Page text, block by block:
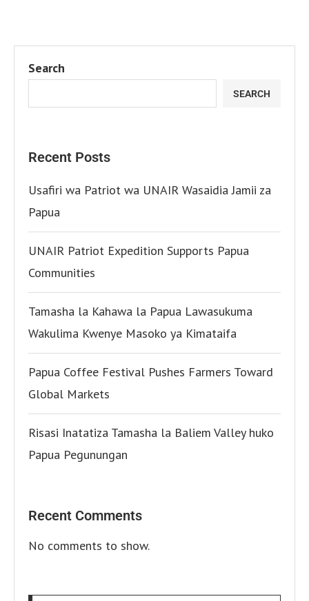
Search
SEARCH
Recent Posts
Usafiri wa Patriot wa UNAIR Wasaidia Jamii za
Papua
UNAIR Patriot Expedition Supports Papua
Communities
Tamasha la Kahawa la Papua Lawasukuma
Wakulima Kwenye Masoko ya Kimataifa
Papua Coffee Festival Pushes Farmers Toward
Global Markets
Risasi Inatatiza Tamasha la Baliem Valley huko
Papua Pegunungan
Recent Comments
No comments to show.